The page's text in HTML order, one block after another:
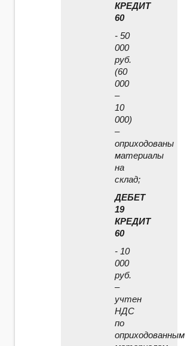
КРЕДИТ
60
- 50
000
руб.
(60
000
–
10
000)
–
оприходованы
материалы
на
склад;
ДЕБЕТ
19
КРЕДИТ
60
- 10
000
руб.
–
учтен
НДС
по
оприходованным